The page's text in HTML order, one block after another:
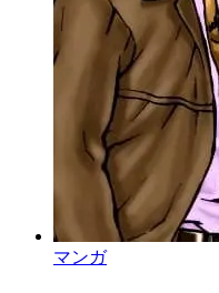
マンガ